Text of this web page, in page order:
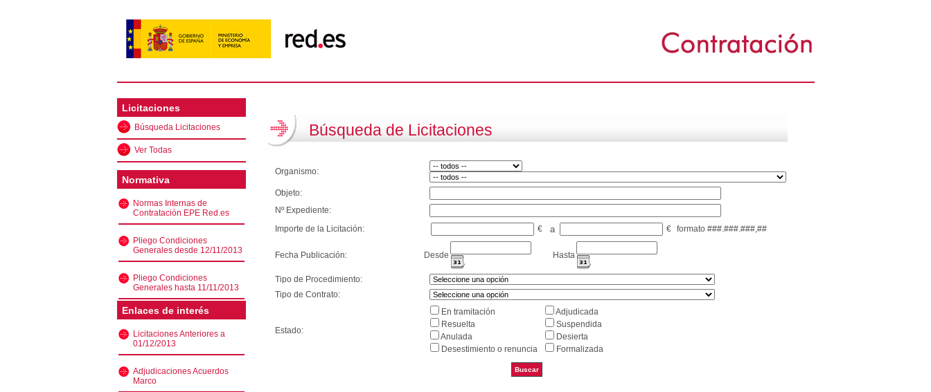
Licitaciones
Búsqueda Licitaciones
Ver Todas
Normativa
Normas Internas de
Contratación EPE Red.es
Pliego Condiciones
Generales desde 12/11/2013
Pliego Condiciones
Generales hasta 11/11/2013
Enlaces de interés
Licitaciones Anteriores a
01/12/2013
Adjudicaciones Acuerdos
Marco
Búsqueda de Licitaciones
Organismo:
Objeto:
Nº Expediente:
Importe de la Licitación:
€ a € formato ###.###.###,##
Fecha Publicación: Desde Hasta
Tipo de Procedimiento:
Tipo de Contrato:
Estado:
En tramitación
Adjudicada
Resuelta
Suspendida
Anulada
Desierta
Desestimiento o renuncia
Formalizada